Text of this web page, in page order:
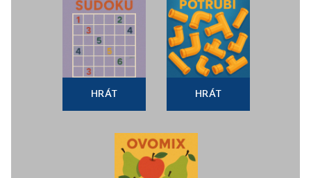
HRÁT HRÁT